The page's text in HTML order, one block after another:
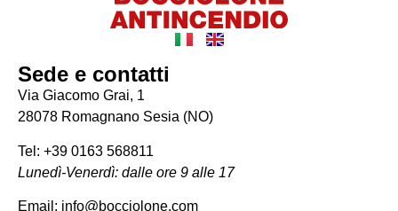
Sede e contatti
Via Giacomo Grai, 1
28078 Romagnano Sesia (NO)
Tel: +39 0163 568811
Lunedì-Venerdì: dalle ore 9 alle 17
Email: info@bocciolone.com